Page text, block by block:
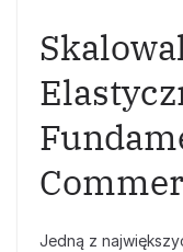
Jedną z